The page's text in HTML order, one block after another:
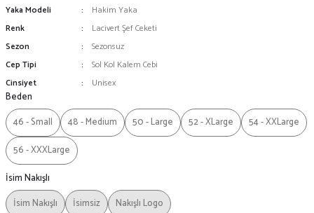
Yaka Modeli
Hakim Yaka
Renk
Lacivert Şef Ceketi
Sezon
Sezonsuz
Cep Tipi
Sol Kol Kalem Cebi
Cinsiyet
Unisex
Beden
46 - Small
48 - Medium 50 - Large 52 - XLarge
54 - XXLarge
56 - XXXLarge
İsim Nakışlı
İsim Nakışlı
İsimsiz Nakışlı Logo